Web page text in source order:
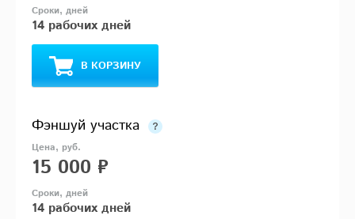
14 рабочих дней
В КОРЗИНУ
Фэншуй участка
15 000 ₽
14 рабочих дней